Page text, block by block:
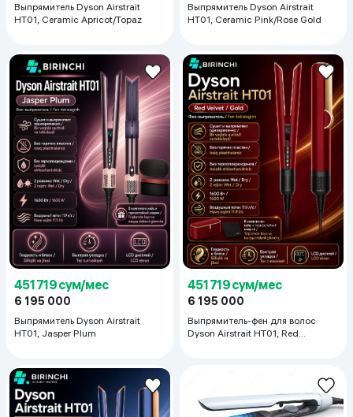
Выпрямитель Dyson Airstrait
HT01, Ceramic Apricot/Topaz
Выпрямитель Dyson Airstrait
HT01, Ceramic Pink/Rose Gold
451 719 сум/мес
6 195 000
Выпрямитель Dyson Airstrait
HT01, Jasper Plum
451 719 сум/мес
6 195 000
Выпрямитель-фен для волос
Dyson Airstrait HT01, Red